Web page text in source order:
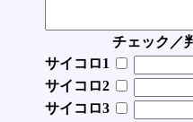
チェック／
サイコロ1
サイコロ2
サイコロ3